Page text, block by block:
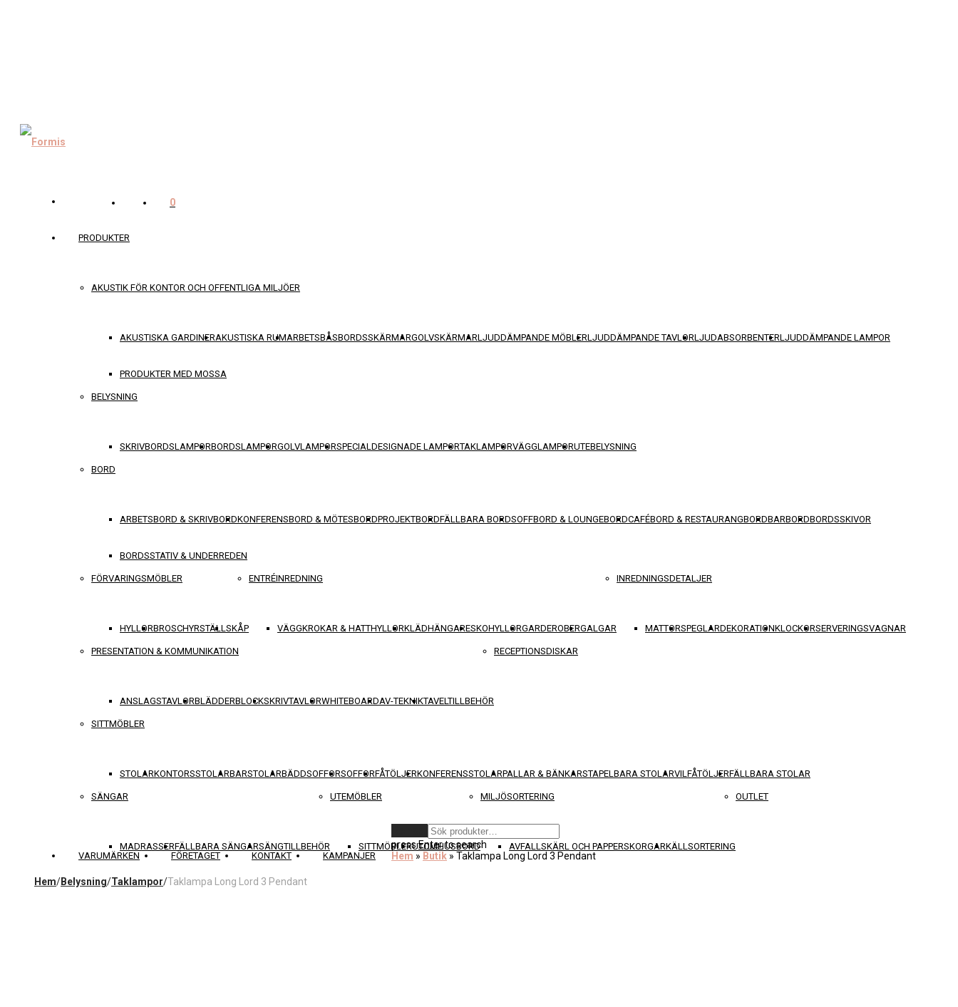
PRODUKTER
AKUSTIK FÖR KONTOR OCH OFFENTLIGA MILJÖER
AKUSTISKA GARDINERAKUSTISKA RUMARBETSBÅSBORDSSKÄRMARGOLVSKÄRMARLJUDDÄMPANDE MÖBLERLJUDDÄMPANDE TAVLORLJUDABSORBENTERLJUDDÄMPANDE LAMPOR
PRODUKTER MED MOSSA
BELYSNING
SKRIVBORDSLAMPORBORDSLAMPORGOLVLAMPORSPECIALDESIGNADE LAMPORTAKLAMPORVÄGGLAMPORUTEBELYSNING
BORD
ARBETSBORD & SKRIVBORDKONFERENSBORD & MÖTESBORDPROJEKTBORDFÄLLBARA BORDSOFFBORD & LOUNGEBORDCAFÉBORD & RESTAURANGBORDBARBORDBORDSSKIVOR
BORDSSTATIV & UNDERREDEN
FÖRVARINGSMÖBLER
HYLLORBROSCHYRSTÄLLSKÅP
ENTRÉINREDNING
VÄGGKROKAR & HATTHYLLORKLÄDHÄNGARESKOHYLLORGARDEROBERGALGAR
INREDNINGSDETALJER
MATTORSPEGLARDEKORATIONKLOCKORSERVERINGSVAGNAR
PRESENTATION & KOMMUNIKATION
ANSLAGSTAVLORBLÄDDERBLOCKSKRIVTAVLORWHITEBOARDAV-TEKNIKTAVELTILLBEHÖR
RECEPTIONSDISKAR
SITTMÖBLER
STOLARKONTORSSTOLARBARSTOLARBÄDDSOFFORSOFFORFÅTÖLJERKONFERENSSTOLARPALLAR & BÄNKARSTAPELBARA STOLARVILFÅTÖLJERFÄLLBARA STOLAR
SÄNGAR
MADRASSERFÄLLBARA SÄNGARSÄNGTILLBEHÖR
UTEMÖBLER
SITTMÖBLERUTOMHUSBORD
MILJÖSORTERING
AVFALLSKÄRL OCH PAPPERSKORGARKÄLLSORTERING
OUTLET
VARUMÄRKEN FÖRETAGET KONTAKT KAMPANJER
0
pressEnterto search
Hem » Butik » Taklampa Long Lord 3 Pendant
Hem/Belysning/Taklampor/Taklampa Long Lord 3 Pendant